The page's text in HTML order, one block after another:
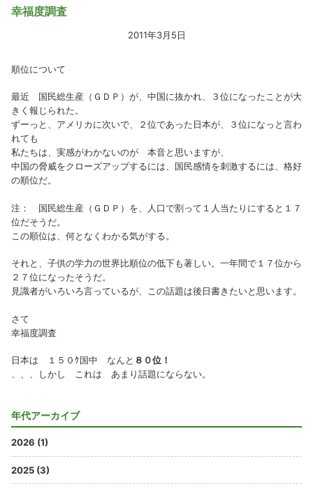
幸福度調査
2011年3月5日
順位について
最近 国民総生産（ＧＤＰ）が、中国に抜かれ、３位になったことが大
きく報じられた。
ずーっと、アメリカに次いで、２位であった日本が、３位になっと言わ
れても
私たちは、実感がわかないのが 本音と思いますが、
中国の脅威をクローズアップするには、国民感情を刺激するには、格好
の順位だ。
注： 国民総生産（ＧＤＰ）を、人口で割って１人当たりにすると１７
位だそうだ。
この順位は、何となくわかる気がする。
それと、子供の学力の世界比順位の低下も著しい。一年間で１７位から
２７位になったそうだ。
見識者がいろいろ言っているが、この話題は後日書きたいと思います。
さて
幸福度調査
日本は １５０ｹ国中 なんと ８０位！
、、、しかし これは あまり話題にならない。
年代アーカイブ
2026 (1)
2025 (3)